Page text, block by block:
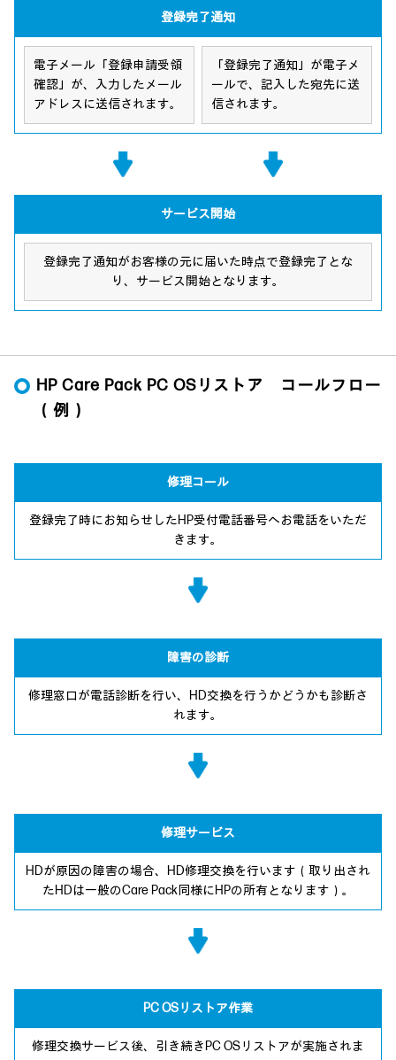
登録完了通知
電子メール「登録申請受領
確認」が、入力したメール
アドレスに送信されます。
「登録完了通知」が電子メ
ールで、記入した宛先に送
信されます。
サービス開始
登録完了通知がお客様の元に届いた時点で登録完了とな
り、サービス開始となります。
HP Care Pack PC OSリストア コールフロー
（例）
修理コール
登録完了時にお知らせしたHP受付電話番号へお電話をいただ
きます。
障害の診断
修理窓口が電話診断を行い、HD交換を行うかどうかも診断さ
れます。
修理サービス
HDが原因の障害の場合、HD修理交換を行います（取り出され
たHDは一般のCare Pack同様にHPの所有となります）。
PC OSリストア作業
修理交換サービス後、引き続きPC OSリストアが実施されま